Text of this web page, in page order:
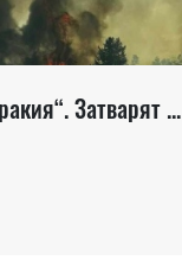
Затварят ...